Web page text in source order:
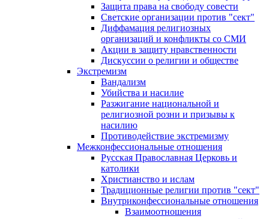
Защита права на свободу совести
Светские организации против "сект"
Диффамация религиозных
организаций и конфликты со СМИ
Акции в защиту нравственности
Дискуссии о религии и обществе
Экстремизм
Вандализм
Убийства и насилие
Разжигание национальной и
религиозной розни и призывы к
насилию
Противодействие экстремизму
Межконфессиональные отношения
Русская Православная Церковь и
католики
Христианство и ислам
Традиционные религии против "сект"
Внутриконфессиональные отношения
Взаимоотношения